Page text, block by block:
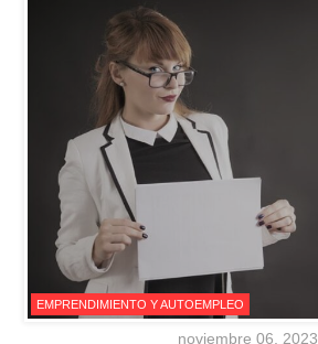
EMPRENDIMIENTO Y AUTOEMPLEO
noviembre 06, 2023